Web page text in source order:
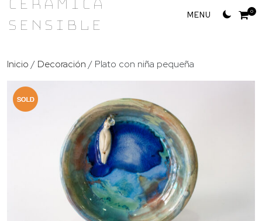
Skip
Sensible
0
Inicio / Decoración / Plato con niña pequeña